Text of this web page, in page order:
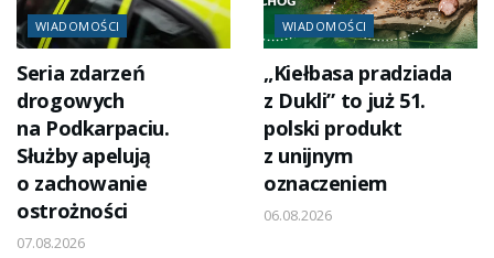
WIADOMOŚCI
Seria zdarzeń
drogowych
na Podkarpaciu.
Służby apelują
o zachowanie
ostrożności
07.08.2026
WIADOMOŚCI
„Kiełbasa pradziada
z Dukli” to już 51.
polski produkt
z unijnym
oznaczeniem
06.08.2026